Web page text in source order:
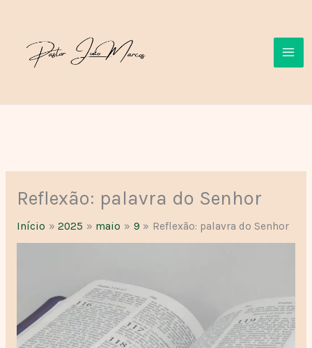
conteúdo
Reflexão: palavra do Senhor
Início 2025 maio 9 Reflexão: palavra do Senhor